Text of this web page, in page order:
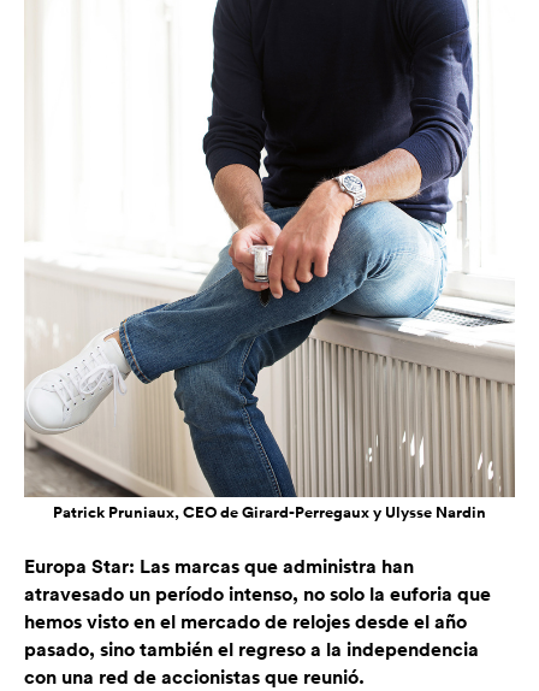
Patrick Pruniaux, CEO de Girard-Perregaux y Ulysse Nardin
Europa Star: Las marcas que administra han
atravesado un período intenso, no solo la euforia que
hemos visto en el mercado de relojes desde el año
pasado, sino también el regreso a la independencia
con una red de accionistas que reunió.